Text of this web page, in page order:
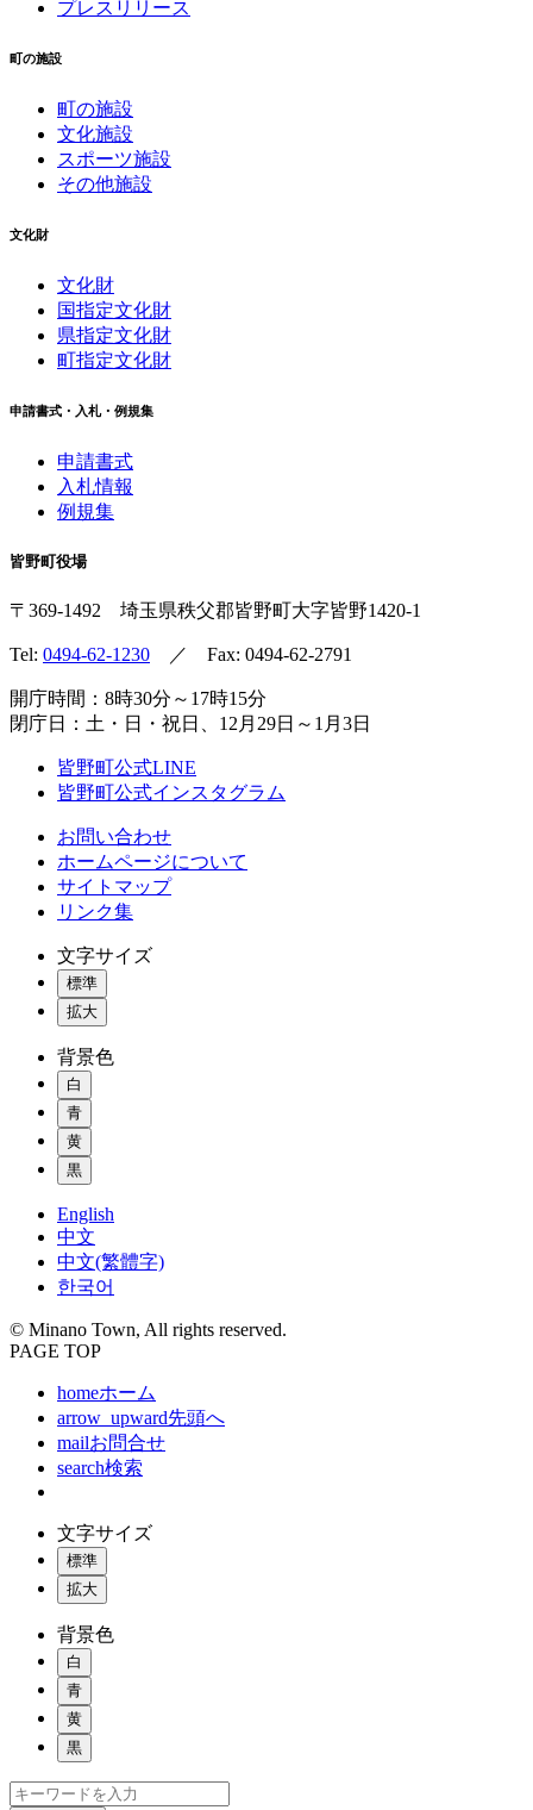
プレスリリース
町の施設
町の施設
文化施設
スポーツ施設
その他施設
文化財
文化財
国指定文化財
県指定文化財
町指定文化財
申請書式・入札・例規集
申請書式
入札情報
例規集
皆野町役場
〒369-1492 埼玉県秩父郡皆野町 大字皆野1420-1
Tel: 0494-62-1230 ／ Fax: 0494-62-2791
開庁時間：8時30分～17時15分
閉庁日：土・日・祝日、12月29日～1月3日
皆野町公式LINE
皆野町公式インスタグラム
お問い合わせ
ホームページについて
サイトマップ
リンク集
文字サイズ
標準
拡大
背景色
白
青
黄
黒
English
中文
中文(繁體字)
한국어
© Minano Town, All rights reserved.
PAGE TOP
homeホーム
arrow_upward先頭へ
mailお問合せ
search検索
文字サイズ
標準
拡大
背景色
白
青
黄
黒